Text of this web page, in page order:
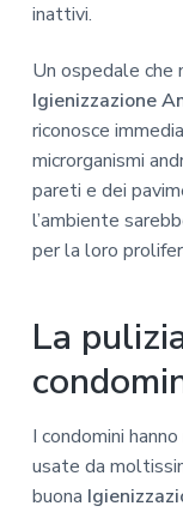
inattivi.
Un ospedale che
Igienizzazione
riconosce
microrganismi
pareti e dei
l’ambiente
per la loro
La
I condomini
usate da
buona